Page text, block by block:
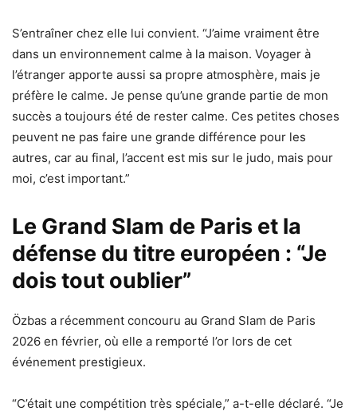
S’entraîner chez elle lui convient. “J’aime vraiment être
dans un environnement calme à la maison. Voyager à
l’étranger apporte aussi sa propre atmosphère, mais je
préfère le calme. Je pense qu’une grande partie de mon
succès a toujours été de rester calme. Ces petites choses
peuvent ne pas faire une grande différence pour les
autres, car au final, l’accent est mis sur le judo, mais pour
moi, c’est important.”
Le Grand Slam de Paris et la
défense du titre européen : “Je
dois tout oublier”
Özbas a récemment concouru au Grand Slam de Paris
2026 en février, où elle a remporté l’or lors de cet
événement prestigieux.
“C’était une compétition très spéciale,” a-t-elle déclaré. “Je